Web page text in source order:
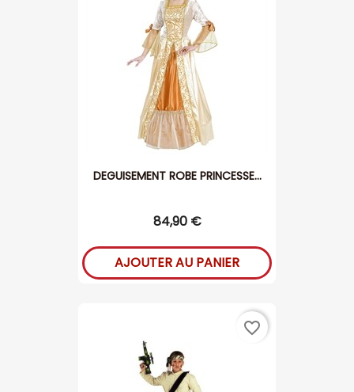
DEGUISEMENT ROBE PRINCESSE...
84,90 €
AJOUTER AU PANIER
favorite_border